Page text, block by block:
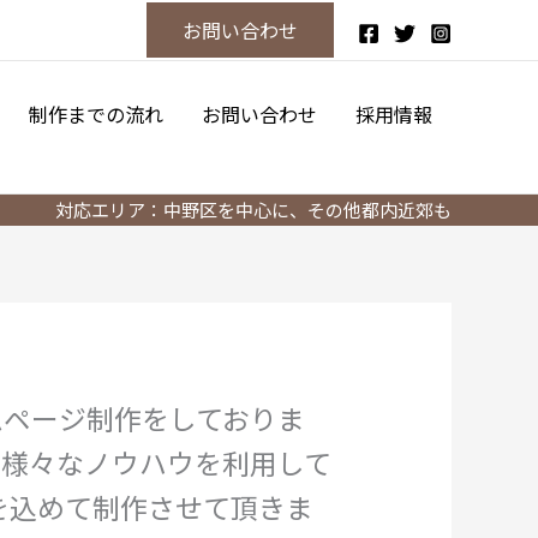
お問い合わせ
制作までの流れ お問い合わせ 採用情報
対応エリア：中野区を中心に、その他都内近郊も
ージ制作をしておりま
々なノウハウを利用して
めて制作させて頂きま